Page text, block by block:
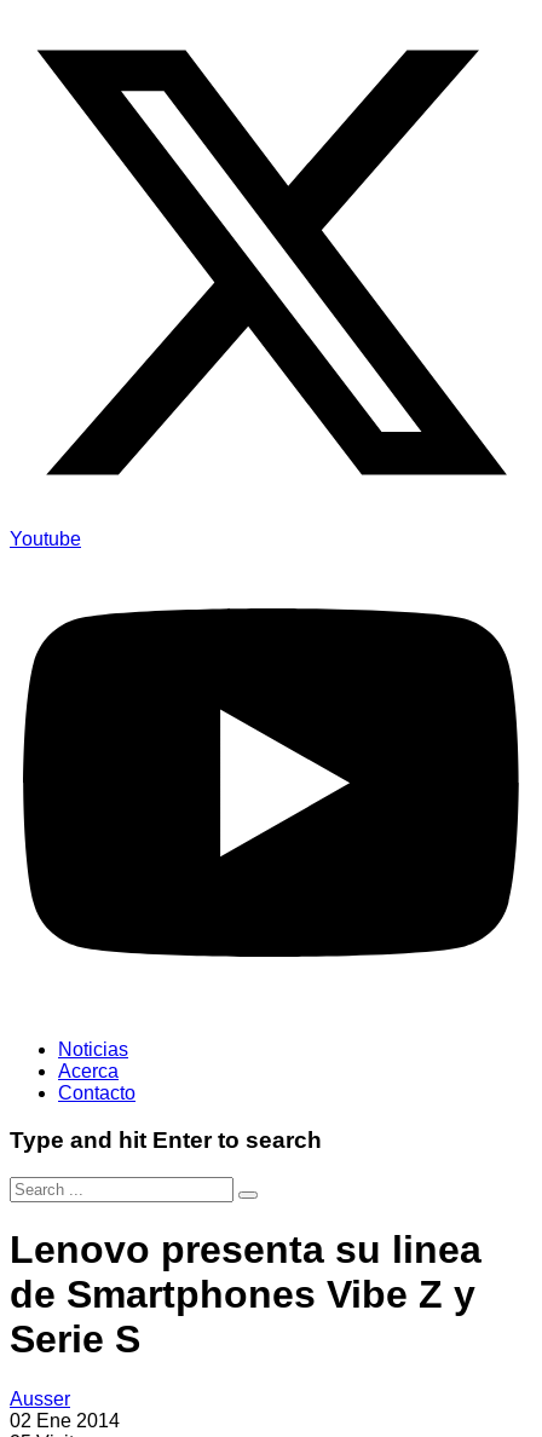
Youtube
Noticias
Acerca
Contacto
Type and hit Enter to search
Lenovo presenta su linea
de Smartphones Vibe Z y
Serie S
Ausser
02 Ene 2014